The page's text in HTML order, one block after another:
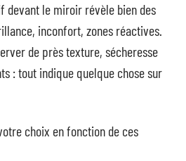
devant le miroir révèle bien des
inconfort, zones réactives.
de près texture, sécheresse
: tout indique quelque chose sur
choix en fonction de ces